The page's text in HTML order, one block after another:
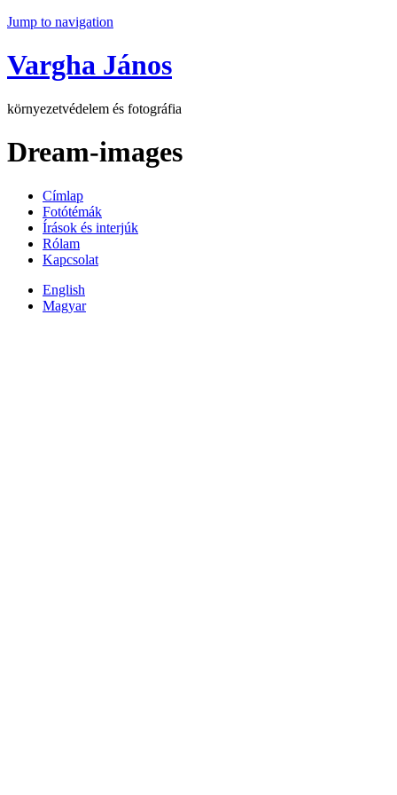
Jump to navigation
Vargha János
környezetvédelem és fotográfia
Dream-images
Címlap
Fotótémák
Írások és interjúk
Rólam
Kapcsolat
English
Magyar